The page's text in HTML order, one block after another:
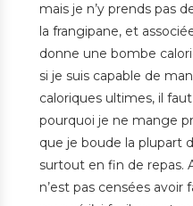
mais je n’y prends pas
la frangipane, et
donne une bombe
si je suis capable de
caloriques ultimes, il
pourquoi je ne mange
que je boude la plupart
surtout en fin de repas.
n’est pas censées avoir